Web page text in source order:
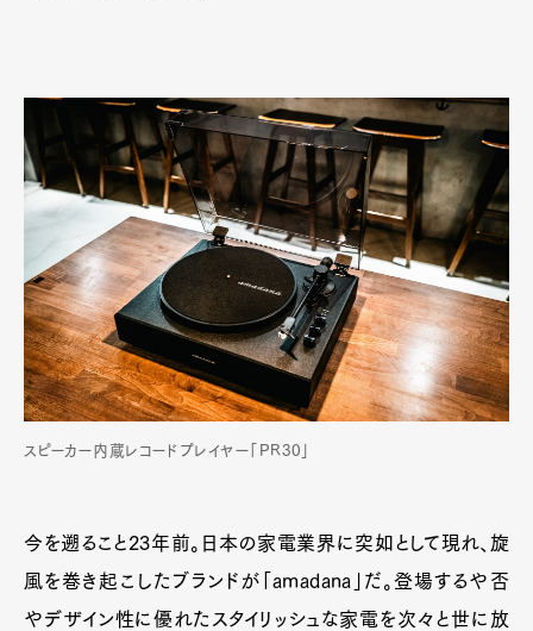
スピーカー内蔵レコードプレイヤー「PR30」
今を遡ること23年前。日本の家電業界に突如として現れ、旋
風を巻き起こしたブランドが「amadana」だ。登場するや否
やデザイン性に優れたスタイリッシュな家電を次々と世に放